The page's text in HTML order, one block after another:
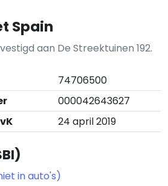
Spain
aan De Streektuinen 192.
74706500
000042643627
24 april 2019
in auto's)